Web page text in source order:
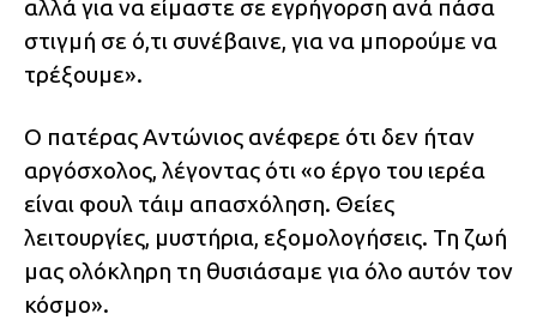
αλλά για να είμαστε σε εγρήγορση ανά πάσα
στιγμή σε ό,τι συνέβαινε, για να μπορούμε να
τρέξουμε».
Ο πατέρας Αντώνιος ανέφερε ότι δεν ήταν
αργόσχολος, λέγοντας ότι «ο έργο του ιερέα
είναι φουλ τάιμ απασχόληση. Θείες
λειτουργίες, μυστήρια, εξομολογήσεις. Τη ζωή
μας ολόκληρη τη θυσιάσαμε για όλο αυτόν τον
κόσμο».